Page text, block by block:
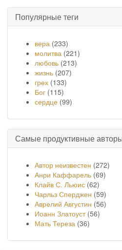
Популярные теги
вера (233)
молитва (221)
любовь (213)
жизнь (207)
грех (133)
Бог (115)
сердце (99)
Самые продуктивные
Автор неизвестен (272)
Анри Каффарель (69)
Клайв С. Льюис (62)
Чарльз Сперджен (59)
Аврелий Августин (56)
Иоанн Златоуст(56)
Мать Тереза (36)